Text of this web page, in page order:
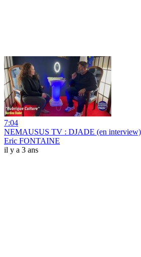
7:04
NEMAUSUS TV : DJADE (en interview)
Eric FONTAINE
il y a 3 ans